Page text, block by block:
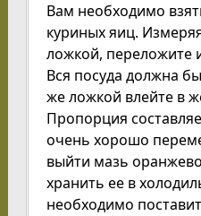
Вам необходимо
куриных яиц.
ложкой, переложите
Вся посуда должна
же ложкой влейте в
Пропорция
очень хорошо
выйти мазь
хранить ее в
необходимо